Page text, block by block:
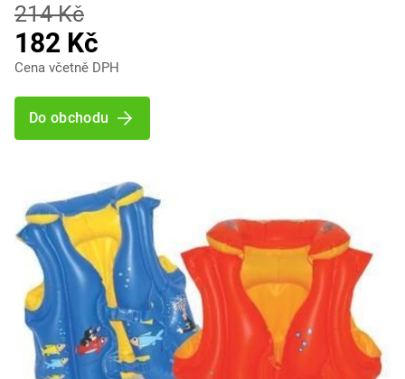
214 Kč
182 Kč
Cena včetně DPH
Do obchodu